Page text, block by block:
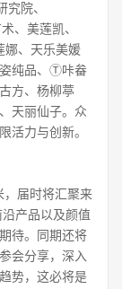
院、
、美莲凯、
娜、天乐美媛
纯品、Ⓣ咔畚
方、杨柳葶
天丽仙子。众
活力与创新。
，届时将汇聚来
产品以及颜值
待。同期还将
会分享，深入
势，这必将是